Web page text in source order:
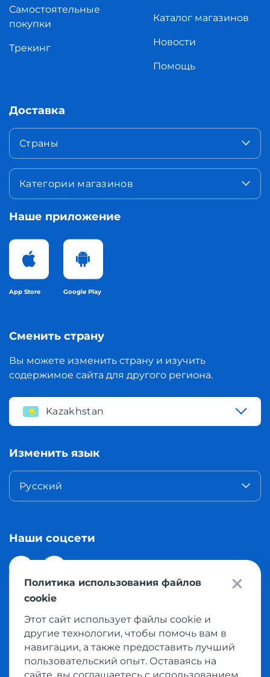
Самостоятельные
покупки
Трекинг
Каталог магазинов
Новости
Помощь
Доставка
Страны
Категории магазинов
Наше приложение
App Store Google Play
Сменить страну
Вы можете изменить страну и изучить
содержимое сайта для другого региона.
Kazakhstan
Изменить язык
Русский
Наши соцсети
© 2026 Meest Shopping доставка покупок с интернет
магазинов мира в Казахстан. Все права защищены
Политика конфиденциальности
Политика использования файлов
cookie
Этот сайт использует файлы cookie и
другие технологии, чтобы помочь вам в
навигации, а также предоставить лучший
пользовательский опыт. Оставаясь на